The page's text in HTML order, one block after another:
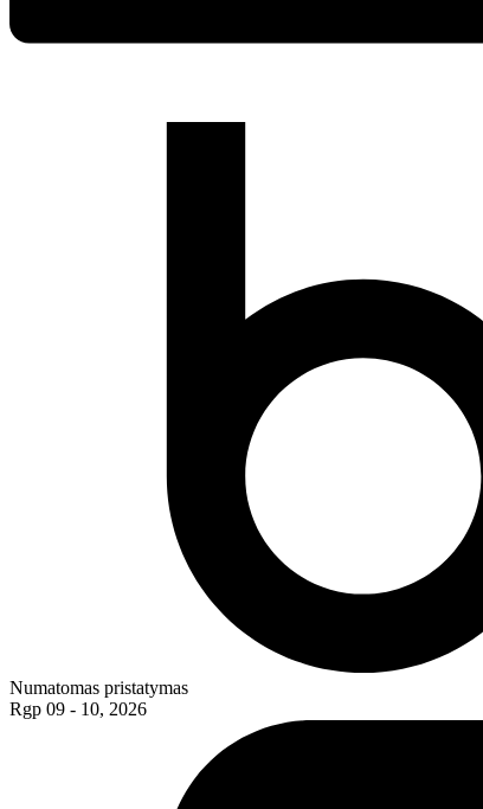
Numatomas pristatymas
Rgp 09 - 10, 2026